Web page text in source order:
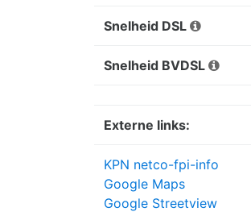
Snelheid DSL
Snelheid BVDSL
Externe links:
KPN netco-fpi-info
Google Maps
Google Streetview